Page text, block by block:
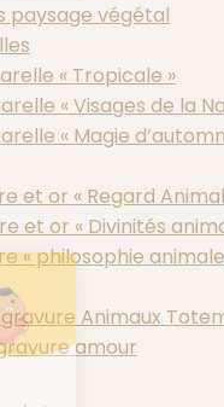
paysage végétal
« Tropicale »
« Visages de la
« Magie
et or « Regard
et or « Divinités
« philosophie
Animaux
amour